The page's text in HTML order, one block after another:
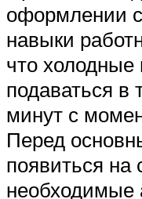
оформлении
навыки
что
подаваться в
минут с
Перед
появиться на
необходимые